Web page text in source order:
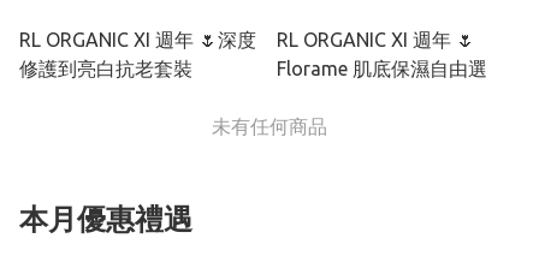
RL ORGANIC XI 週年 🌷深度
修護到亮白抗老套裝
RL ORGANIC XI 週年 🌷
Florame 肌底保濕自由選
未有任何商品
本月優惠禮遇